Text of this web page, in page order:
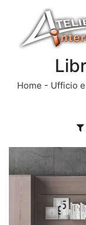
Home - Ufficio